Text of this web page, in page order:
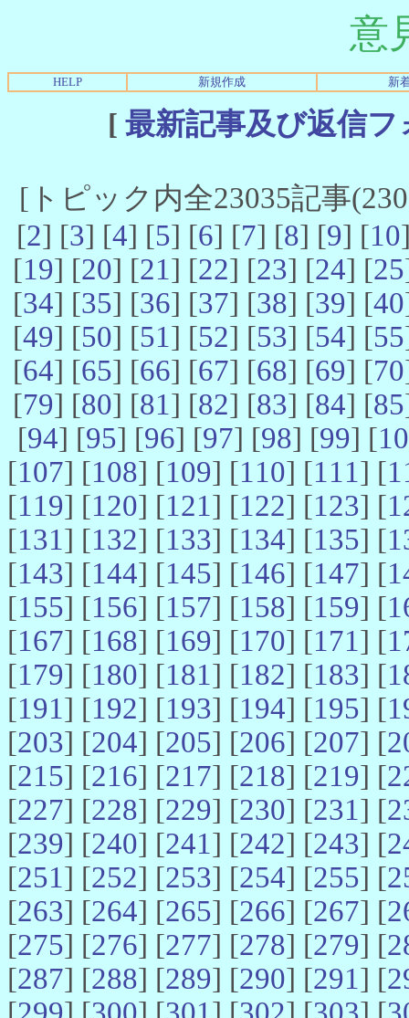
意
HELP 新規作成 新
[ 最新記事及び返信
[トピック内全23035記事
[2] [3] [4] [5] [6] [7] [8] [9] [10
[19] [20] [21] [22] [23] [24] [25
[34] [35] [36] [37] [38] [39] [40
[49] [50] [51] [52] [53] [54] [55
[64] [65] [66] [67] [68] [69] [70
[79] [80] [81] [82] [83] [84] [85
[94] [95] [96] [97] [98] [99] [
[107] [108] [109] [110] [111] [
[119] [120] [121] [122] [123] [
[131] [132] [133] [134] [135] [
[143] [144] [145] [146] [147] [
[155] [156] [157] [158] [159] [
[167] [168] [169] [170] [171] [
[179] [180] [181] [182] [183] [
[191] [192] [193] [194] [195] [
[203] [204] [205] [206] [207] [
[215] [216] [217] [218] [219] [
[227] [228] [229] [230] [231] [
[239] [240] [241] [242] [243] [
[251] [252] [253] [254] [255] [
[263] [264] [265] [266] [267] [
[275] [276] [277] [278] [279] [
[287] [288] [289] [290] [291] [